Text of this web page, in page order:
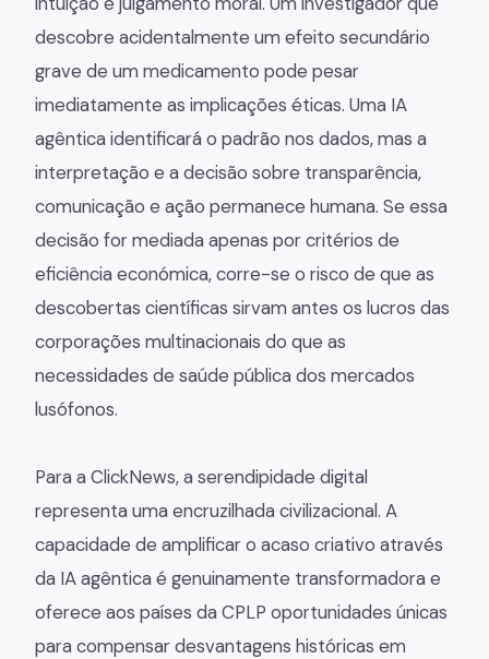
descobre acidentalmente um efeito secundário
grave de um medicamento pode pesar
imediatamente as implicações éticas. Uma IA
agêntica identificará o padrão nos dados, mas a
interpretação e a decisão sobre transparência,
comunicação e ação permanece humana. Se essa
decisão for mediada apenas por critérios de
eficiência económica, corre-se o risco de que as
descobertas científicas sirvam antes os lucros das
corporações multinacionais do que as
necessidades de saúde pública dos mercados
lusófonos.
Para a ClickNews, a serendipidade digital
representa uma encruzilhada civilizacional. A
capacidade de amplificar o acaso criativo através
da IA agêntica é genuinamente transformadora e
oferece aos países da CPLP oportunidades únicas
para compensar desvantagens históricas em